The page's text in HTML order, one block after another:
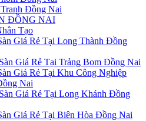
Đồng Nai
ĐỒNG NAI
Tạo
Giá Rẻ Tại Long Thành Đồng
Giá Rẻ Tại Trảng Bom Đồng Nai
Giá Rẻ Tại Khu Công Nghiệp
Nai
Giá Rẻ Tại Long Khánh Đồng
Giá Rẻ Tại Biên Hòa Đồng Nai